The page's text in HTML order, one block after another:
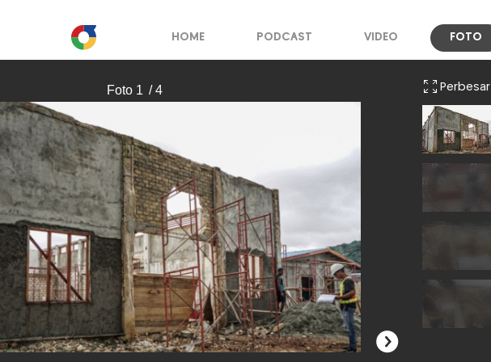
HOME PODCAST VIDEO FOTO
Foto 1 / 4 Perbesar